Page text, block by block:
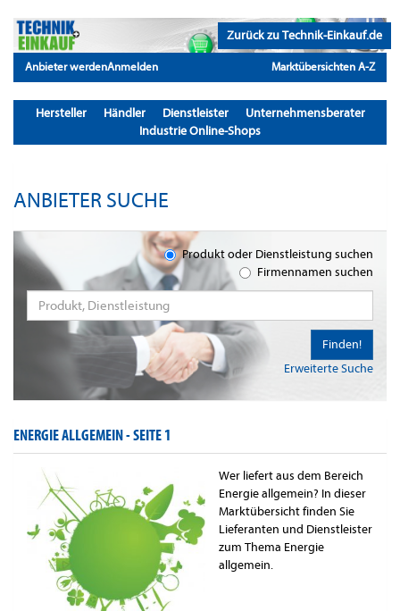
Zurück zu Technik-Einkauf.de
Anbieter werdenAnmelden Marktübersichten A-Z
Hersteller Händler Dienstleister
Unternehmensberater
Industrie Online-Shops
ANBIETER SUCHE
Produkt oder Dienstleistung suchen
Firmennamen suchen
Erweiterte Suche
Finden!
ENERGIE ALLGEMEIN -SEITE 1
Wer liefert aus dem Bereich
Energie allgemein? In dieser
Marktübersicht finden Sie
Lieferanten und Dienstleister
zum Thema Energie
allgemein.